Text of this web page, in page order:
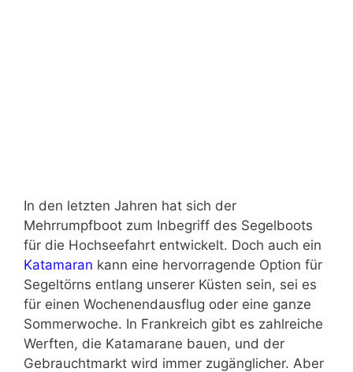
In den letzten Jahren hat sich der
Mehrrumpfboot zum Inbegriff des Segelboots
für die Hochseefahrt entwickelt. Doch auch ein
Katamaran kann eine hervorragende Option für
Segeltörns entlang unserer Küsten sein, sei es
für einen Wochenendausflug oder eine ganze
Sommerwoche. In Frankreich gibt es zahlreiche
Werften, die Katamarane bauen, und der
Gebrauchtmarkt wird immer zugänglicher. Aber